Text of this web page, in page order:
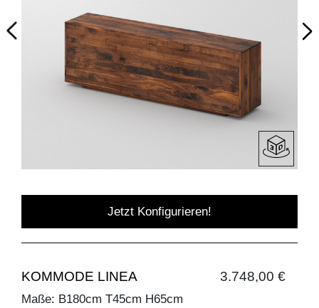
Jetzt Konfigurieren!
KOMMODE LINEA 3.748,00 €
Maße: B180cm T45cm H65cm